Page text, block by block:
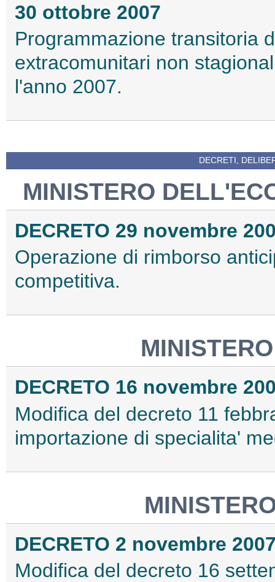
30 ottobre 2007
Programmazione transitoria
extracomunitari non
l'anno 2007.
DECRETI,
MINISTERO
DECRETO 29 novembre
Operazione di rimborso
competitiva.
DECRETO 16 novembre
Modifica del decreto 11
importazione di specialita'
DECRETO 2 novembre
Modifica del decreto 16